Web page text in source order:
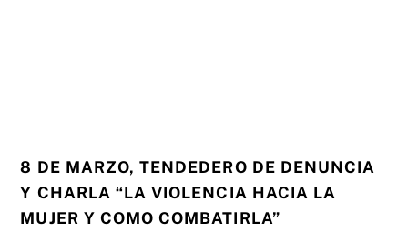
8 DE MARZO, TENDEDERO DE DENUNCIA
Y CHARLA “LA VIOLENCIA HACIA LA
MUJER Y COMO COMBATIRLA”